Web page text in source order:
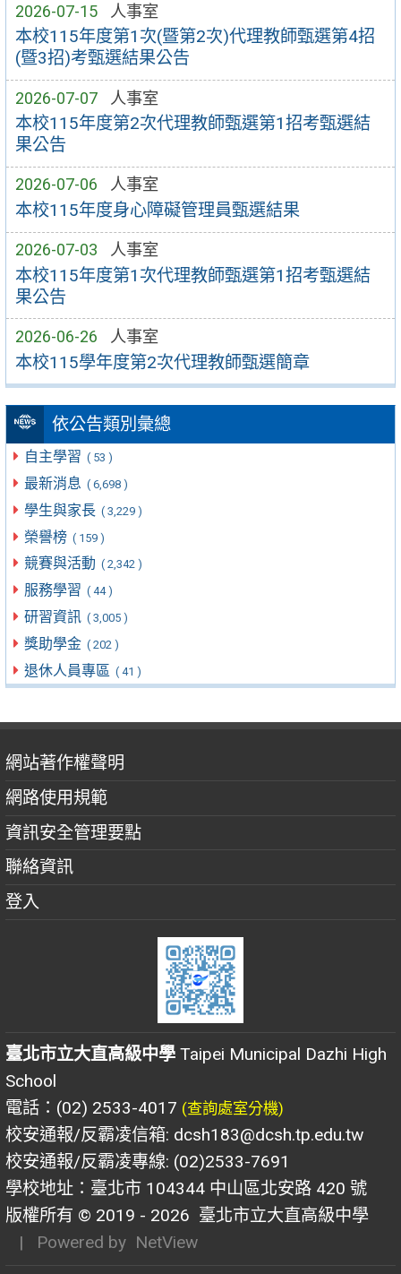
2026-07-15 人事室
本校115年度第1次(暨第2次)代理教師甄選第4招
(暨3招)考甄選結果公告
2026-07-07 人事室
本校115年度第2次代理教師甄選第1招考甄選結
果公告
2026-07-06 人事室
本校115年度身心障礙管理員甄選結果
2026-07-03 人事室
本校115年度第1次代理教師甄選第1招考甄選結
果公告
2026-06-26 人事室
本校115學年度第2次代理教師甄選簡章
依公告類別彙總
自主學習 ( 53 )
最新消息 ( 6,698 )
學生與家長 ( 3,229 )
榮譽榜 ( 159 )
競賽與活動 ( 2,342 )
服務學習 ( 44 )
研習資訊 ( 3,005 )
獎助學金 ( 202 )
退休人員專區 ( 41 )
網站著作權聲明
網路使用規範
資訊安全管理要點
聯絡資訊
登入
臺北市立大直高級中學 Taipei Municipal Dazhi High
School
電話：(02) 2533-4017 (查詢處室分機)
校安通報/反霸凌信箱: dcsh183@dcsh.tp.edu.tw
校安通報/反霸凌專線: (02)2533-7691
學校地址：臺北市 104344 中山區北安路 420 號
版權所有 © 2019 - 2026 臺北市立大直高級中學
| Powered by NetView